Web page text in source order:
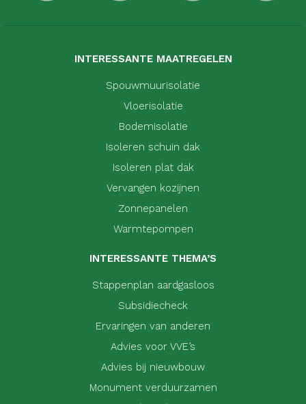
INTERESSANTE MAATREGELEN
Spouwmuurisolatie
Vloerisolatie
Bodemisolatie
Isoleren schuin dak
Isoleren plat dak
Vervangen kozijnen
Zonnepanelen
Warmtepompen
INTERESSANTE THEMA’S
Stappenplan aardgasloos
Subsidiecheck
Ervaringen van anderen
Advies voor VVE’s
Advies bij nieuwbouw
Monument verduurzamen